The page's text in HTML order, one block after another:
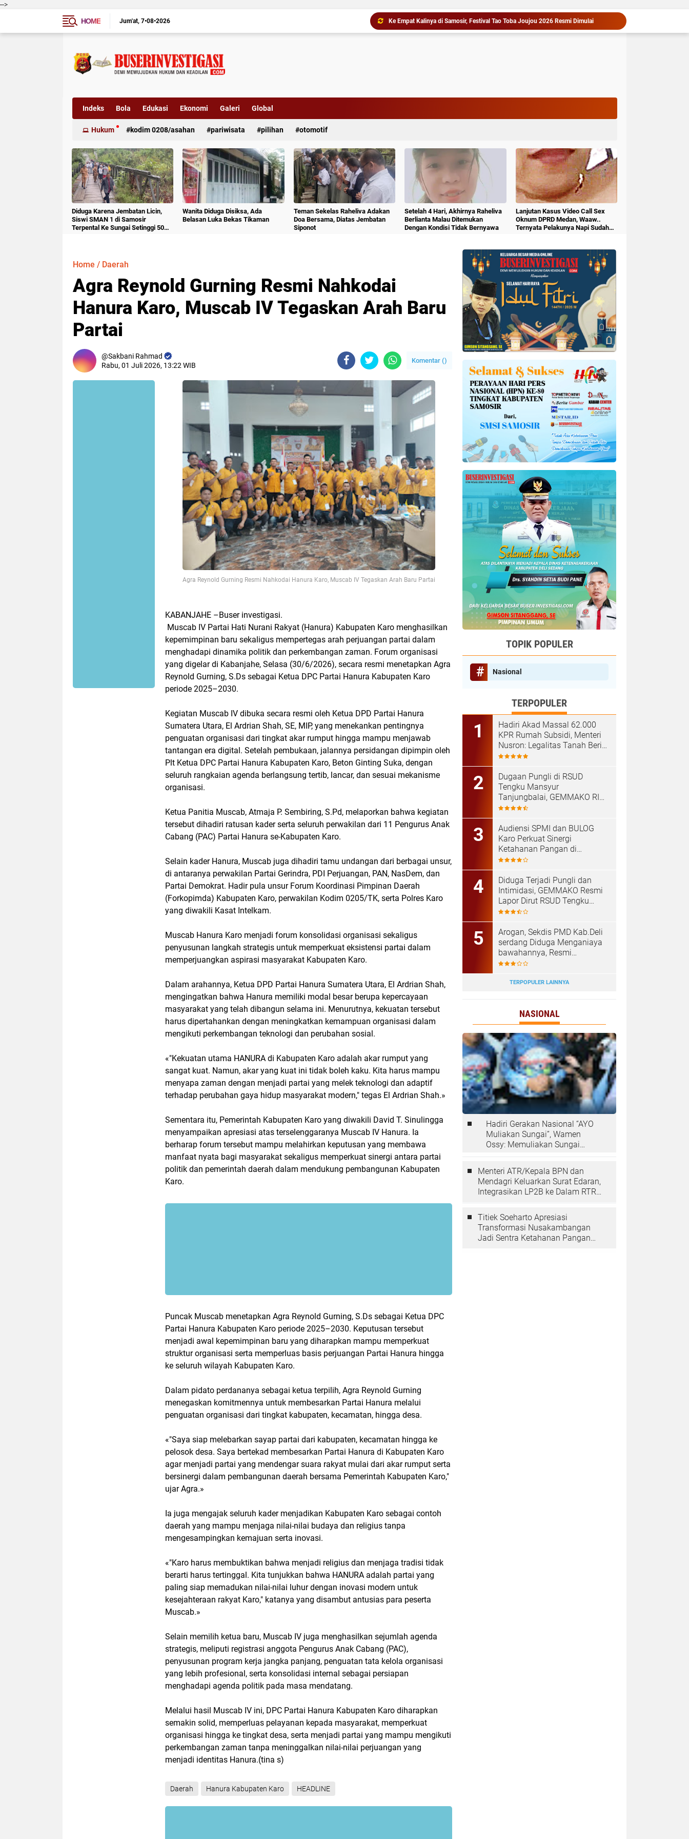
-->
HOME
Jum'at 7•08•2026
Ke Empat Kalinya di Samosir, Festival Tao Toba Joujou 2026 Resmi Dimulai
‎Arogan, Sekdis PMD Kab.Deli serdang Diduga Menganiaya bawahannya, Resmi Dilaporkan ke Poldasu
PD AIJ Sumut Kembali Amankan Aset Pemprov di Binjai, Lima Rumah Dinas Eks Bioskop Ria Dibongkar
Indeks Bola Edukasi Ekonomi Galeri Global
Hukum kodim 0208/asahan pariwisata pilihan otomotif
Diduga Karena Jembatan Licin,
Siswi SMAN 1 di Samosir
Terpental Ke Sungai Setinggi 50
Wanita Diduga Disiksa, Ada
Belasan Luka Bekas Tikaman
Teman Sekelas Raheliva Adakan
Doa Bersama, Diatas Jembatan
Siponot
Setelah 4 Hari, Akhirnya Raheliva
Berlianta Malau Ditemukan
Dengan Kondisi Tidak Bernyawa
Lanjutan Kasus Video Call Sex
Oknum DPRD Medan, Waaw..
Ternyata Pelakunya Napi Sudah
Home / Daerah
Agra Reynold Gurning Resmi Nahkodai
Hanura Karo, Muscab IV Tegaskan Arah Baru
Partai
Sakbani Rahmad
Rabu, 01 Juli 2026, 13:22 WIB
Komentar ()
Agra Reynold Gurning Resmi Nahkodai Hanura Karo, Muscab IV Tegaskan Arah Baru Partai
KABANJAHE –Buser investigasi.
Muscab IV Partai Hati Nurani Rakyat (Hanura) Kabupaten Karo menghasilkan
kepemimpinan baru sekaligus mempertegas arah perjuangan partai dalam
menghadapi dinamika politik dan perkembangan zaman. Forum organisasi
yang digelar di Kabanjahe, Selasa (30/6/2026), secara resmi menetapkan Agra
Reynold Gurning, S.Ds sebagai Ketua DPC Partai Hanura Kabupaten Karo
periode 2025–2030.
Kegiatan Muscab IV dibuka secara resmi oleh Ketua DPD Partai Hanura
Sumatera Utara, El Ardrian Shah, SE, MIP, yang menekankan pentingnya
penguatan organisasi dari tingkat akar rumput hingga mampu menjawab
tantangan era digital. Setelah pembukaan, jalannya persidangan dipimpin oleh
Plt Ketua DPC Partai Hanura Kabupaten Karo, Beton Ginting Suka, dengan
seluruh rangkaian agenda berlangsung tertib, lancar, dan sesuai mekanisme
organisasi.
Ketua Panitia Muscab, Atmaja P. Sembiring, S.Pd, melaporkan bahwa kegiatan
tersebut dihadiri ratusan kader serta seluruh perwakilan dari 11 Pengurus Anak
Cabang (PAC) Partai Hanura se-Kabupaten Karo.
Selain kader Hanura, Muscab juga dihadiri tamu undangan dari berbagai unsur,
di antaranya perwakilan Partai Gerindra, PDI Perjuangan, PAN, NasDem, dan
Partai Demokrat. Hadir pula unsur Forum Koordinasi Pimpinan Daerah
(Forkopimda) Kabupaten Karo, perwakilan Kodim 0205/TK, serta Polres Karo
yang diwakili Kasat Intelkam.
Muscab Hanura Karo menjadi forum konsolidasi organisasi sekaligus
penyusunan langkah strategis untuk memperkuat eksistensi partai dalam
memperjuangkan aspirasi masyarakat Kabupaten Karo.
Dalam arahannya, Ketua DPD Partai Hanura Sumatera Utara, El Ardrian Shah,
mengingatkan bahwa Hanura memiliki modal besar berupa kepercayaan
masyarakat yang telah dibangun selama ini. Menurutnya, kekuatan tersebut
harus dipertahankan dengan meningkatkan kemampuan organisasi dalam
mengikuti perkembangan teknologi dan perubahan sosial.
«"Kekuatan utama HANURA di Kabupaten Karo adalah akar rumput yang
sangat kuat. Namun, akar yang kuat ini tidak boleh kaku. Kita harus mampu
menyapa zaman dengan menjadi partai yang melek teknologi dan adaptif
terhadap perubahan gaya hidup masyarakat modern," tegas El Ardrian Shah.»
Sementara itu, Pemerintah Kabupaten Karo yang diwakili David T. Sinulingga
menyampaikan apresiasi atas terselenggaranya Muscab IV Hanura. Ia
berharap forum tersebut mampu melahirkan keputusan yang membawa
manfaat nyata bagi masyarakat sekaligus memperkuat sinergi antara partai
politik dan pemerintah daerah dalam mendukung pembangunan Kabupaten
Karo.
Puncak Muscab menetapkan Agra Reynold Gurning, S.Ds sebagai Ketua DPC
Partai Hanura Kabupaten Karo periode 2025–2030. Keputusan tersebut
menjadi awal kepemimpinan baru yang diharapkan mampu memperkuat
struktur organisasi serta memperluas basis perjuangan Partai Hanura hingga
ke seluruh wilayah Kabupaten Karo.
Dalam pidato perdananya sebagai ketua terpilih, Agra Reynold Gurning
menegaskan komitmennya untuk membesarkan Partai Hanura melalui
penguatan organisasi dari tingkat kabupaten, kecamatan, hingga desa.
«"Saya siap melebarkan sayap partai dari kabupaten, kecamatan hingga ke
pelosok desa. Saya bertekad membesarkan Partai Hanura di Kabupaten Karo
agar menjadi partai yang mendengar suara rakyat mulai dari akar rumput serta
bersinergi dalam pembangunan daerah bersama Pemerintah Kabupaten Karo,"
ujar Agra.»
Ia juga mengajak seluruh kader menjadikan Kabupaten Karo sebagai contoh
daerah yang mampu menjaga nilai-nilai budaya dan religius tanpa
mengesampingkan kemajuan serta inovasi.
«"Karo harus membuktikan bahwa menjadi religius dan menjaga tradisi tidak
berarti harus tertinggal. Kita tunjukkan bahwa HANURA adalah partai yang
paling siap memadukan nilai-nilai luhur dengan inovasi modern untuk
kesejahteraan rakyat Karo," katanya yang disambut antusias para peserta
Muscab.»
Selain memilih ketua baru, Muscab IV juga menghasilkan sejumlah agenda
strategis, meliputi registrasi anggota Pengurus Anak Cabang (PAC),
penyusunan program kerja jangka panjang, penguatan tata kelola organisasi
yang lebih profesional, serta konsolidasi internal sebagai persiapan
menghadapi agenda politik pada masa mendatang.
Melalui hasil Muscab IV ini, DPC Partai Hanura Kabupaten Karo diharapkan
semakin solid, memperluas pelayanan kepada masyarakat, memperkuat
organisasi hingga ke tingkat desa, serta menjadi partai yang mampu mengikuti
perkembangan zaman tanpa meninggalkan nilai-nilai perjuangan yang
menjadi identitas Hanura.(tina s)
Daerah Hanura Kabupaten Karo HEADLINE
TOPIK POPULER
Nasional
TERPOPULER
Hadiri Akad Massal 62.000
KPR Rumah Subsidi, Menteri
Nusron: Legalitas Tanah Beri
Kepastian bagi Masyarakat
Dugaan Pungli di RSUD
Tengku Mansyur
Tanjungbalai, GEMMAKO RI
Minta Penegak Hukum Usut
Audiensi SPMI dan BULOG
Karo Perkuat Sinergi
Ketahanan Pangan di
Kabanjahe
Diduga Terjadi Pungli dan
Intimidasi, GEMMAKO Resmi
Lapor Dirut RSUD Tengku
Mansyur ke Kejaksaan
‎Arogan, Sekdis PMD Kab.Deli
serdang Diduga Menganiaya
bawahannya, Resmi
Dilaporkan ke Poldasu
TERPOPULER LAINNYA
NASIONAL
Hadiri Gerakan Nasional “AYO
Muliakan Sungai”, Wamen
Ossy: Memuliakan Sungai
Menteri ATR/Kepala BPN dan
Mendagri Keluarkan Surat Edaran,
Integrasikan LP2B ke Dalam RTRW
Titiek Soeharto Apresiasi
Transformasi Nusakambangan
Jadi Sentra Ketahanan Pangan